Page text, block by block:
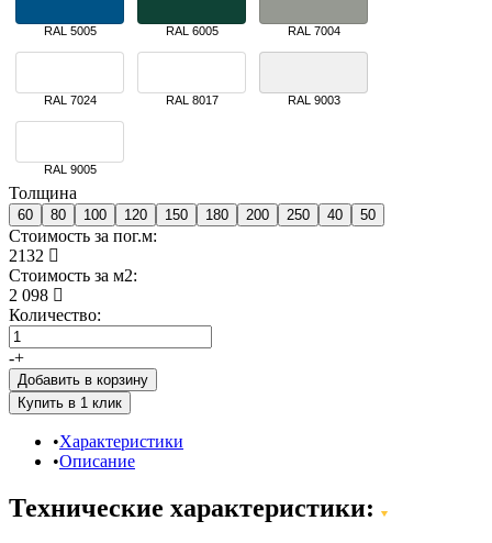
RAL 5005 RAL 6005 RAL 7004
RAL 7024 RAL 8017 RAL 9003
RAL 9005
Толщина
60 80 100 120 150 180 200 250 40 50
Стоимость за пог.м:
2132
Стоимость за м2:
2 098
Количество:
-+
Добавить в корзину
Характеристики
Описание
Технические характеристики: